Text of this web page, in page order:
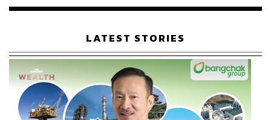
เรือนไทยที่ถูกซุกไว้
LATEST STORIES